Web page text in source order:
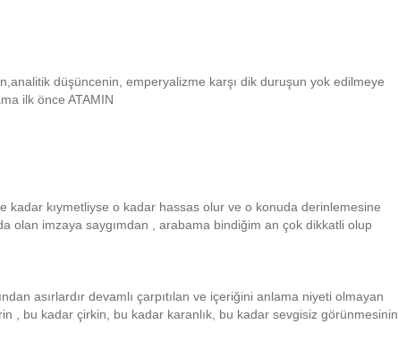
düşüncenin, emperyalizme karşı dik duruşun yok edilmeye
ilk önce ATAMIN
kıymetliyse o kadar hassas olur ve o konuda derinlemesine
olan imzaya saygımdan , arabama bindiğim an çok dikkatli olup
asırlardır devamlı çarpıtılan ve içeriğini anlama niyeti olmayan
, bu kadar çirkin, bu kadar karanlık, bu kadar sevgisiz görünmesinin